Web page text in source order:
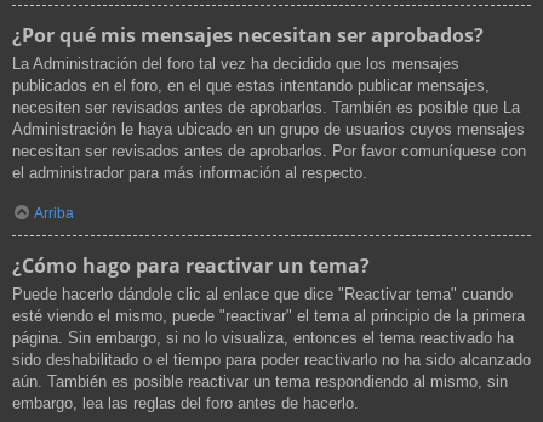
¿Por qué mis mensajes necesitan ser aprobados?
La Administración del foro tal vez ha decidido que los mensajes
publicados en el foro, en el que estas intentando publicar mensajes,
necesiten ser revisados antes de aprobarlos. También es posible que La
Administración le haya ubicado en un grupo de usuarios cuyos mensajes
necesitan ser revisados antes de aprobarlos. Por favor comuníquese con
el administrador para más información al respecto.
Arriba
¿Cómo hago para reactivar un tema?
Puede hacerlo dándole clic al enlace que dice "Reactivar tema" cuando
esté viendo el mismo, puede "reactivar" el tema al principio de la primera
página. Sin embargo, si no lo visualiza, entonces el tema reactivado ha
sido deshabilitado o el tiempo para poder reactivarlo no ha sido alcanzado
aún. También es posible reactivar un tema respondiendo al mismo, sin
embargo, lea las reglas del foro antes de hacerlo.